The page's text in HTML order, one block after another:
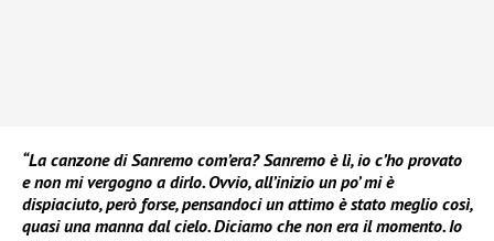
“La canzone di Sanremo com’era? Sanremo è lì, io c’ho provato
e non mi vergogno a dirlo. Ovvio, all’inizio un po’ mi è
dispiaciuto, però forse, pensandoci un attimo è stato meglio così,
quasi una manna dal cielo. Diciamo che non era il momento. Io